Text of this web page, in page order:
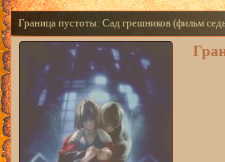
Граница пустоты: Сад грешников (фильм